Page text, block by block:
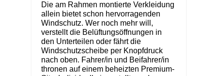
Die am Rahmen montierte Verkleidung
allein bietet schon hervorragenden
Windschutz. Wer noch mehr will,
verstellt die Belüftungsöffnungen in
den Unterteilen oder fährt die
Windschutzscheibe per Knopfdruck
nach oben. Fahrer/in und Beifahrer/in
thronen auf einem beheizten Premium-